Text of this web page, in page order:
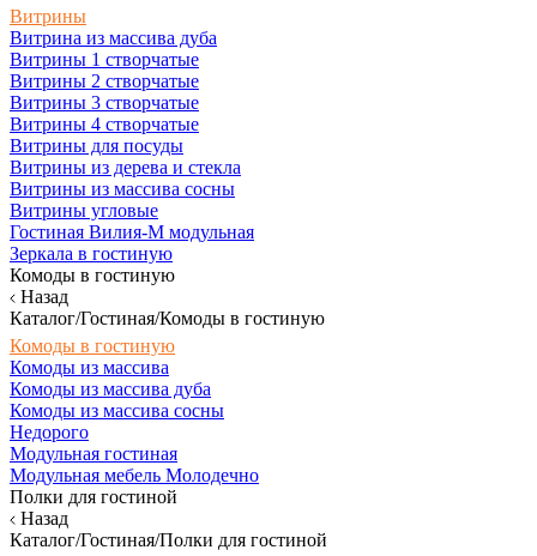
Витрины
Витрина из массива дуба
Витрины 1 створчатые
Витрины 2 створчатые
Витрины 3 створчатые
Витрины 4 створчатые
Витрины для посуды
Витрины из дерева и стекла
Витрины из массива сосны
Витрины угловые
Гостиная Вилия-М модульная
Зеркала в гостиную
Комоды в гостиную
Назад
Каталог/Гостиная/Комоды в гостиную
Комоды в гостиную
Комоды из массива
Комоды из массива дуба
Комоды из массива сосны
Недорого
Модульная гостиная
Модульная мебель Молодечно
Полки для гостиной
Назад
Каталог/Гостиная/Полки для гостиной